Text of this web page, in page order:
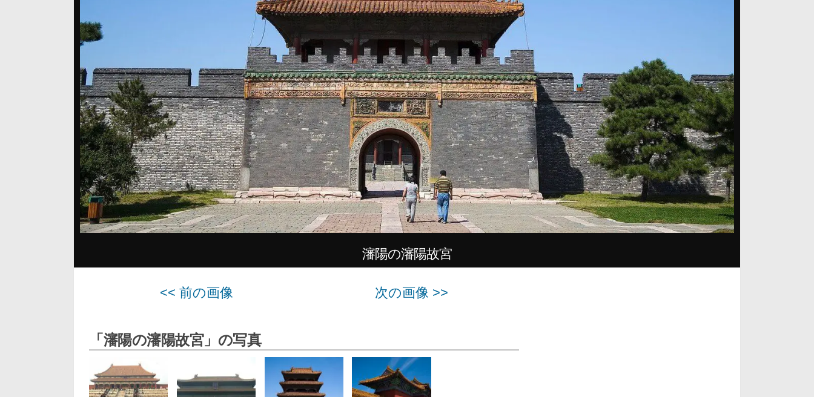
瀋陽の瀋陽故宮
<< 前の画像 次の画像 >>
「瀋陽の瀋陽故宮」の写真